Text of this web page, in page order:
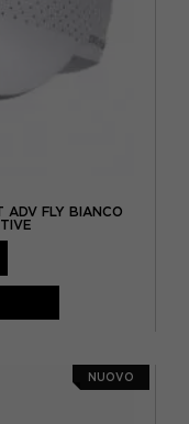
ADV FLY BIANCO
NUOVO